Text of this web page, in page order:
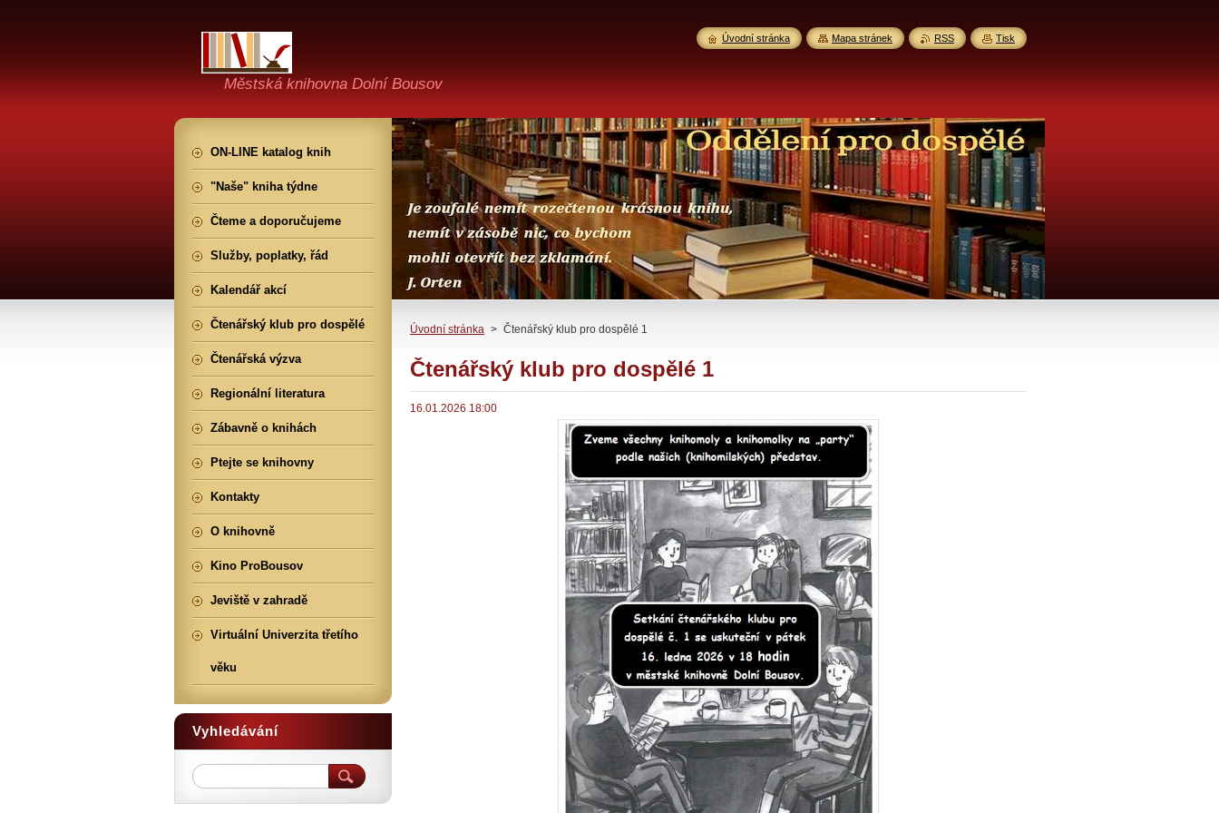
Městská knihovna Dolní Bousov
Úvodní stránka > Čtenářský klub pro dospělé 1
Čtenářský klub pro dospělé 1
16.01.2026 18:00
ON-LINE katalog knih
"Naše" kniha týdne
Čteme a doporučujeme
Služby, poplatky, řád
Kalendář akcí
Čtenářský klub pro dospělé
Čtenářská výzva
Regionální literatura
Zábavně o knihách
Ptejte se knihovny
Kontakty
O knihovně
Kino ProBousov
Jeviště v zahradě
Virtuální Univerzita třetího
věku
Vyhledávání
Úvodní stránka Mapa stránek RSS Tisk